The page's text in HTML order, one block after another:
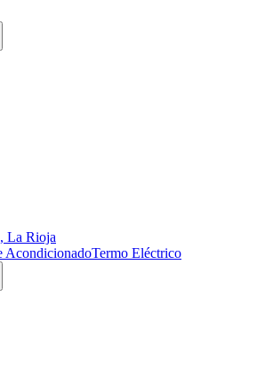
La Rioja
AcondicionadoTermo Eléctrico